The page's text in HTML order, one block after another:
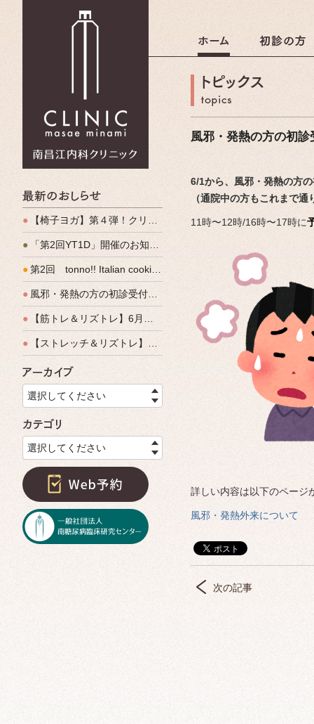
最新のおしらせ
●
【椅子ヨガ】第４弾！クリパルヨガ教室のご案内
● 「第2回YT1D」開催のお知らせ
●第2回 tonno!! Italian cooking 開催しました
● 風邪・発熱の方の初診受付（発熱外来）、始めます
● 【筋トレ＆リズトレ】6月特別運動教室開催のご案内
● 【ストレッチ＆リズトレ】特別運動教室開催のご案内
選択してください
選択してください
風邪・発熱の方の初
6/1から、風邪・発熱の方
（通院中の方もこれまで
11時〜12時/16時〜17時に
詳しい内容は以下のページ
風邪・発熱外来について
次の記事